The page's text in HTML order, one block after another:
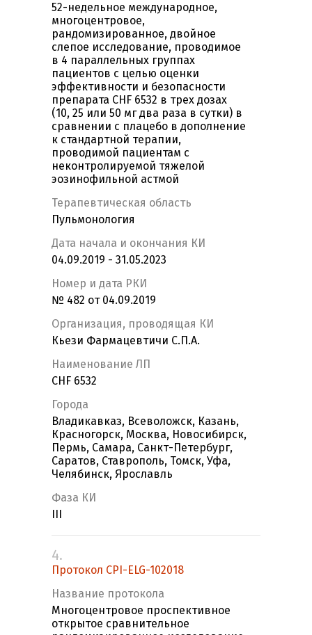
52-недельное международное,
многоцентровое,
рандомизированное, двойное
слепое исследование, проводимое
в 4 параллельных группах
пациентов с целью оценки
эффективности и безопасности
препарата CHF 6532 в трех дозах
(10, 25 или 50 мг два раза в сутки) в
сравнении с плацебо в дополнение
к стандартной терапии,
проводимой пациентам с
неконтролируемой тяжелой
эозинофильной астмой
Терапевтическая область
Пульмонология
Дата начала и окончания КИ
04.09.2019 - 31.05.2023
Номер и дата РКИ
№ 482 от 04.09.2019
Организация, проводящая КИ
Кьези Фармацевтичи С.П.А.
Наименование ЛП
CHF 6532
Города
Владикавказ, Всеволожск, Казань,
Красногорск, Москва, Новосибирск,
Пермь, Самара, Санкт-Петербург,
Саратов, Ставрополь, Томск, Уфа,
Челябинск, Ярославль
Фаза КИ
4.
Протокол CPI-ELG-102018
Название протокола
Многоцентровое проспективное
открытое сравнительное